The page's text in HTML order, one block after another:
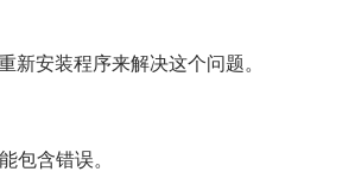
安装程序来解决这个问题。
包含错误。